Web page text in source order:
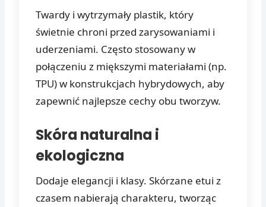
Twardy i wytrzymały plastik, który
świetnie chroni przed zarysowaniami i
uderzeniami. Często stosowany w
połączeniu z miększymi materiałami (np.
TPU) w konstrukcjach hybrydowych, aby
zapewnić najlepsze cechy obu tworzyw.
Skóra naturalna i
ekologiczna
Dodaje elegancji i klasy. Skórzane etui z
czasem nabierają charakteru, tworząc